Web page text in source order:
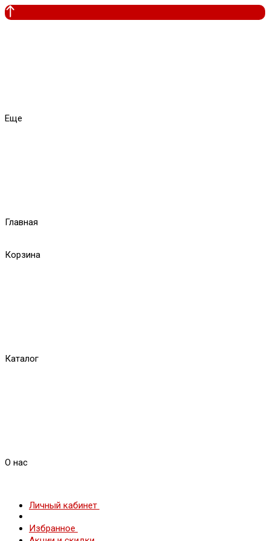
Еще
Главная
Корзина
Каталог
О нас
Личный кабинет
Избранное